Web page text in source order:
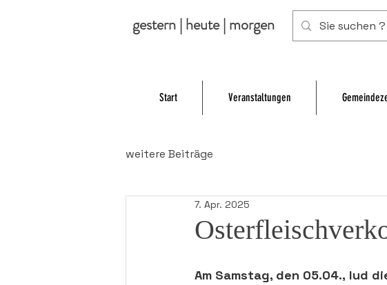
gestern | heute | morgen
Start Veranstaltungen
weitere Beiträge
7. Apr. 2025
Am Samstag, den 05.04., lud